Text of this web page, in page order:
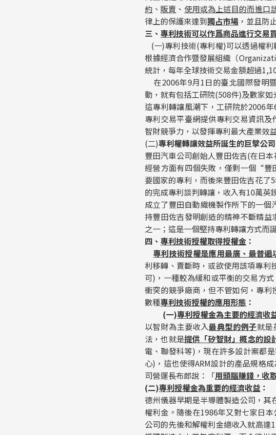
約 、販賣 、 使用或為上述目的而進口
律上的保護來達到獨占市場 ，並且防
三、 專利技術可以作爲商品進行交易
(一)專利技術(專利權)可以透過權
根據經濟合作暨發展組織（
統計，每年全球技術交易金額超過
在2006年9月1日的臺北國際發明
動，就有包括工研院(508件)及數家
這專利轉讓風潮下，工研院於2006
專利交易平臺網提供專利交易資訊
智財競爭力，以發揮專利最大產業效
(二)專利權轉讓效益所誕生的巨擘公司
豐田汽車公司創始人豐田佐吉(在日
經營方面有四個失敗，僅剩一個“豐
要國家的專利，而後來豐田佐吉花了
的完成專利談判轉讓，收入有10萬英
成立了豐田自動織機製作所下的一
持豐田佐吉發明創造的精神不斷精
之一；這是一個堅持專利轉讓方式而
四、 專利技術授權取得授權金 ：
專利技術授權是應用最廣、最普
利移轉、賣斷時，或欲使用該項專利
可)，一種較為緩和或平衡的交易方
衝突的競爭廠商，但不管如何，專
數種專利技術授權的應用形態 ：
(一)專利授權金為主要的經濟收
以智財為主要收入最典型的例子就是
法，也就是提供「矽智財」概念的設
電、聯發科等)，現在許多設計案都
心)，這也使得ARM設計的產品規格
司營運長布郎說：「用頭腦賺錢，收
(二)專利授權金為重要的經濟收益 ：
德州儀器早期是半導體製造公司，
權利金。隨後在1986年又對七家日
公司的先後和解權利金總收入就高